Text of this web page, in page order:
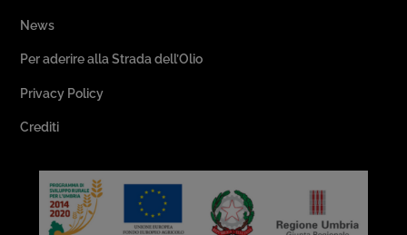
News
Per aderire alla Strada dell’Olio
Privacy Policy
Crediti